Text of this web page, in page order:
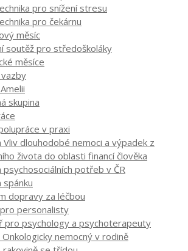
pro snížení stresu
pro čekárnu
měsíc
soutěž pro středoškoláky
měsíce
skupina
v praxi
Vliv dlouhodobé nemoci a výpadek z
života do oblasti financí člověka
psychosociálních potřeb v ČR
spánku
dopravy za léčbou
pro personalisty
pro psychology a psychoterapeuty
nemocný v rodině